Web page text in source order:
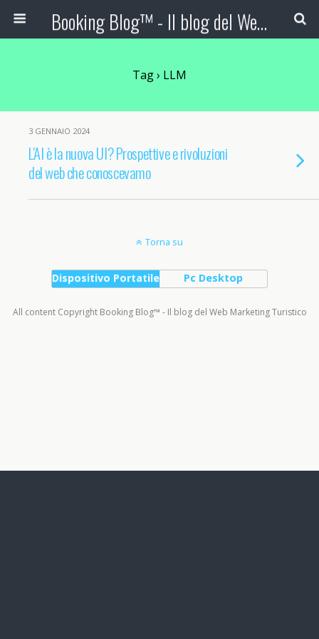
Booking Blog™ - Il blog del Web Marketing Turistico
Tag › LLM
3 GENNAIO 2024
L’AI è la nuova UI? Prospettive e rivoluzioni
del web che conoscevamo
Torna su
Dispositivo Portatile Pc Desktop
All content Copyright Booking Blog™ - Il blog del Web Marketing Turistico